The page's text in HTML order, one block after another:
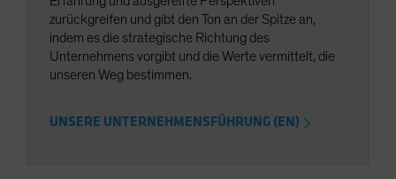
zurückgreifen und gibt den Ton an der Spitze an,
indem es die strategische Richtung des
Unternehmens vorgibt und die Werte vermittelt, die
unseren Weg bestimmen.
UNSERE UNTERNEHMENSFÜHRUNG (EN)